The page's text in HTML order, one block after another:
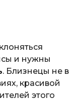
и нужны
. Близнецы не в
красивой
этого